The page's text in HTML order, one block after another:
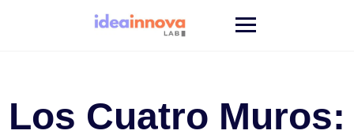
Los Cuatro Muros: